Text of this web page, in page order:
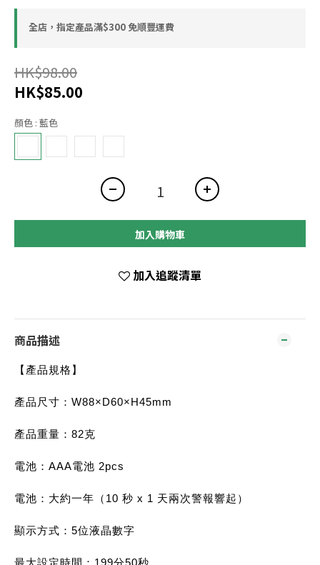
全店，指定產品滿$300 免順豐運費
HK$98.00
HK$85.00
顏色 : 藍色
加入購物車
加入追蹤清單
商品描述
【產品規格】
產品尺寸：W88×D60×H45mm
產品重量：82克
電池：AAA電池 2pcs
電池：大約一年（10 秒 x 1 天兩次警報響起）
顯示方式：5位液晶數字
最大設定時間：199分50秒